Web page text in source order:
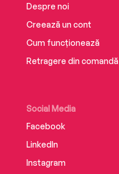
Despre noi
Creează un cont
Cum funcționează
Retragere din comandă
Social Media
Facebook
LinkedIn
Instagram